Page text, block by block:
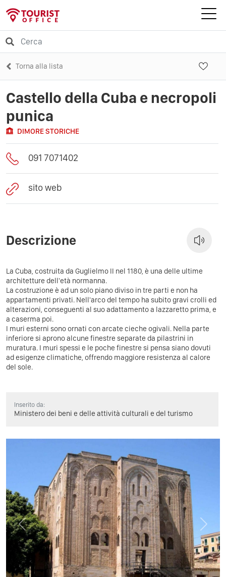
Torna alla lista
Castello della Cuba e necropoli
punica
DIMORE STORICHE
091 7071402
sito web
Descrizione
La Cuba, costruita da Guglielmo II nel 1180, è una delle ultime
architetture dell'età normanna.
La costruzione è ad un solo piano diviso in tre parti e non ha
appartamenti privati. Nell'arco del tempo ha subito gravi crolli ed
alterazioni, conseguenti al suo adattamento a lazzaretto prima, e
a caserma poi.
I muri esterni sono ornati con arcate cieche ogivali. Nella parte
inferiore si aprono alcune finestre separate da pilastrini in
muratura. I muri spessi e le poche finestre si pensa siano dovuti
ad esigenze climatiche, offrendo maggiore resistenza al calore
del sole.
Inserito da:
Ministero dei beni e delle attività culturali e del turismo
Previous Next